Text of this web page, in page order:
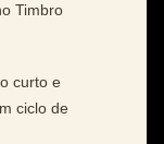
Timbro
curto e
ciclo de